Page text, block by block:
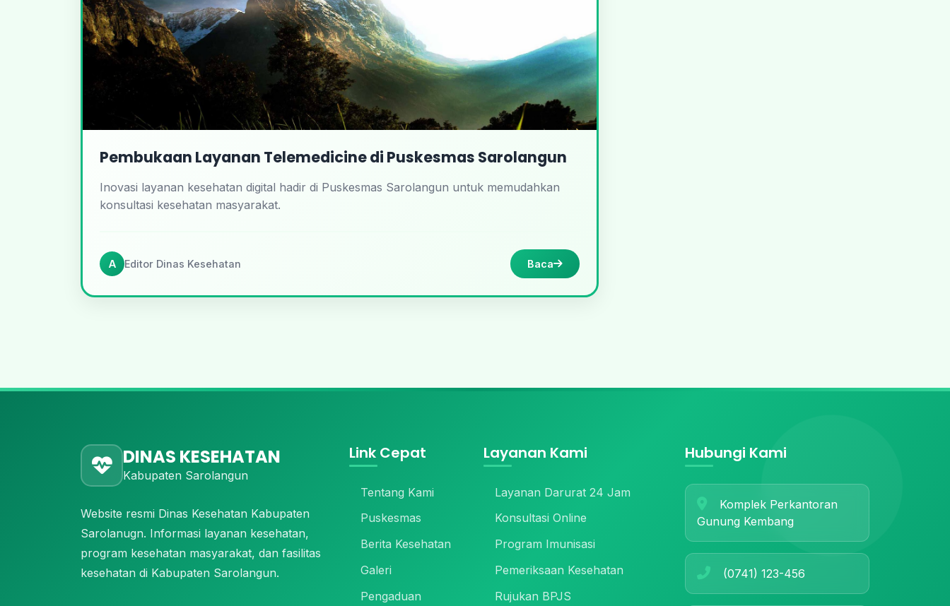
Pembukaan Layanan Telemedicine di Puskesmas Sarolangun
Inovasi layanan kesehatan digital hadir di Puskesmas Sarolangun untuk memudahkan
konsultasi kesehatan masyarakat.
A Editor Dinas Kesehatan Baca
DINAS KESEHATAN
Kabupaten Sarolangun
Website resmi Dinas Kesehatan Kabupaten
Sarolanugn. Informasi layanan kesehatan,
program kesehatan masyarakat, dan fasilitas
kesehatan di Kabupaten Sarolangun.
Link Cepat
Tentang Kami
Puskesmas
Berita Kesehatan
Galeri
Pengaduan
Layanan Kami
Layanan Darurat 24 Jam
Konsultasi Online
Program Imunisasi
Pemeriksaan Kesehatan
Rujukan BPJS
Hubungi Kami
Komplek Perkantoran
Gunung Kembang
(0741) 123-456